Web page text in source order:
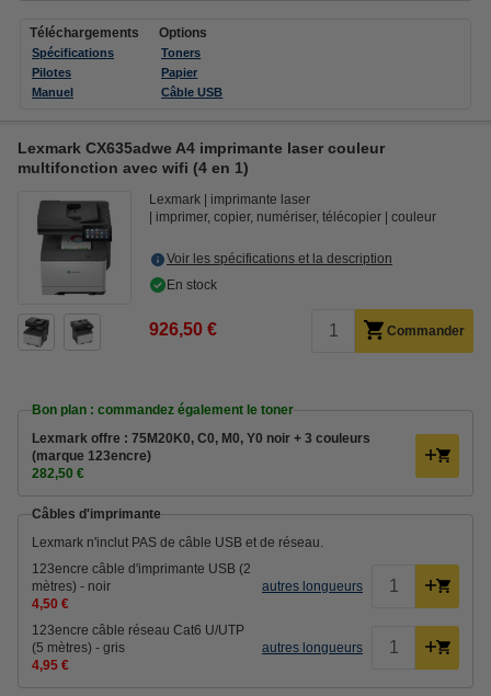
Téléchargements
Spécifications
Pilotes
Manuel
Options
Toners
Papier
Câble USB
Lexmark CX635adwe A4 imprimante laser couleur
multifonction avec wifi (4 en 1)
Lexmark
imprimante laser
imprimer, copier, numériser, télécopier
couleur
Voir les spécifications et la description
En stock
926,50 € Commander
Bon plan : commandez également le toner
Lexmark offre : 75M20K0, C0, M0, Y0 noir + 3 couleurs
(marque 123encre)
282,50 €
Câbles d'imprimante
Lexmark n'inclut PAS de câble USB et de réseau.
123encre câble d'imprimante USB (2
mètres) - noir
4,50 €
autres longueurs
123encre câble réseau Cat6 U/UTP
(5 mètres) - gris
4,95 €
autres longueurs